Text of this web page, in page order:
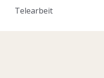
Telearbeit